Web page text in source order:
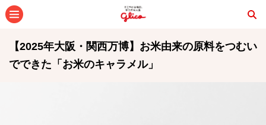
【2025年大阪・関西万博】お米由来の原料をつむい
でできた「お米のキャラメル」